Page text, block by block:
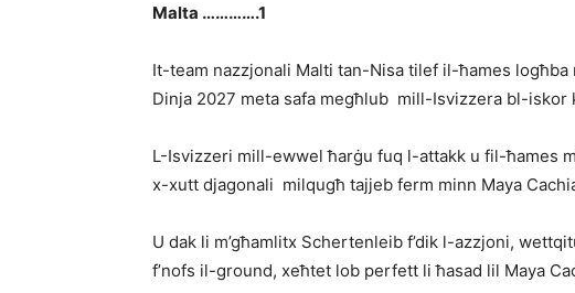
Malta ………….1
It-team nazzjonali Malti tan-Nisa tilef il-ħames logħba
Dinja 2027 meta safa megħlub mill-Isvizzera bl-iskor
L-Isvizzeri mill-ewwel ħarġu fuq l-attakk u fil-ħames
x-xutt djagonali milqugħ tajjeb ferm minn Maya
U dak li m’għamlitx Schertenleib f’dik l-azzjoni,
f’nofs il-ground, xeħtet lob perfett li ħasad lil Maya